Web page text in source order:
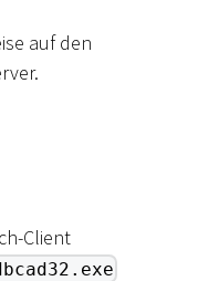
auf den
Client